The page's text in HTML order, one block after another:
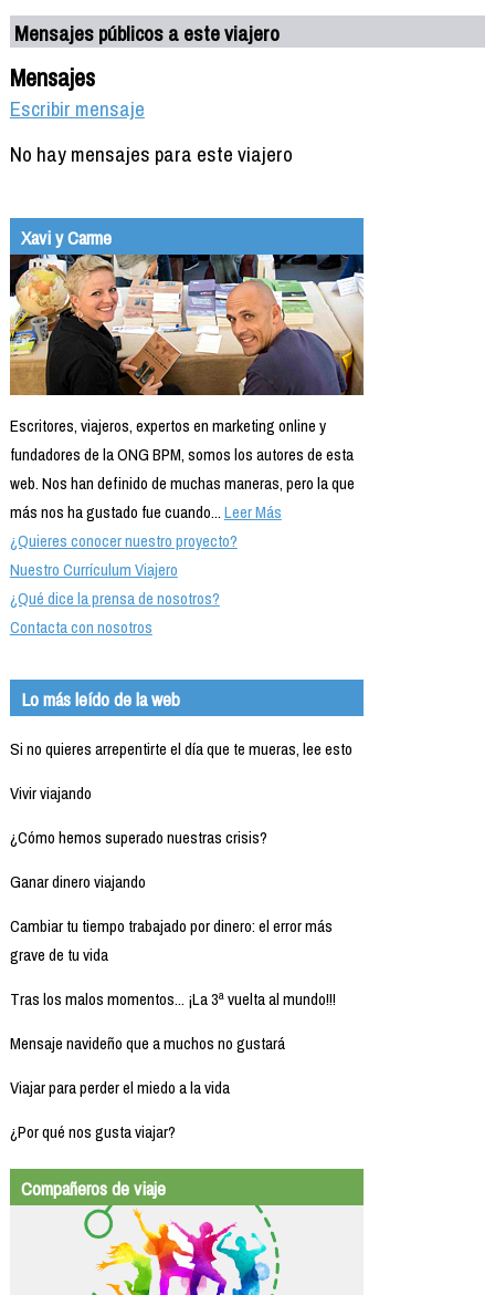
Mensajes públicos a este viajero
Mensajes
Escribir mensaje
No hay mensajes para este viajero
Xavi y Carme
Escritores, viajeros, expertos en marketing online y
fundadores de la ONG BPM, somos los autores de esta
web. Nos han definido de muchas maneras, pero la que
más nos ha gustado fue cuando...Leer Más
¿Quieres conocer nuestro proyecto?
Nuestro Currículum Viajero
¿Qué dice la prensa de nosotros?
Contacta con nosotros
Lo más leído de la web
Si no quieres arrepentirte el día que te mueras, lee esto
Vivir viajando
¿Cómo hemos superado nuestras crisis?
Ganar dinero viajando
Cambiar tu tiempo trabajado por dinero: el error más
grave de tu vida
Tras los malos momentos... ¡La 3ª vuelta al mundo!!!
Mensaje navideño que a muchos no gustará
Viajar para perder el miedo a la vida
¿Por qué nos gusta viajar?
Compañeros de viaje